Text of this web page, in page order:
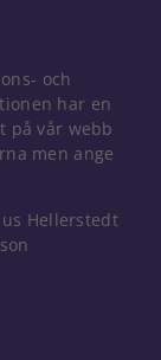
och
har en
på vår webb
men ange
Hellerstedt